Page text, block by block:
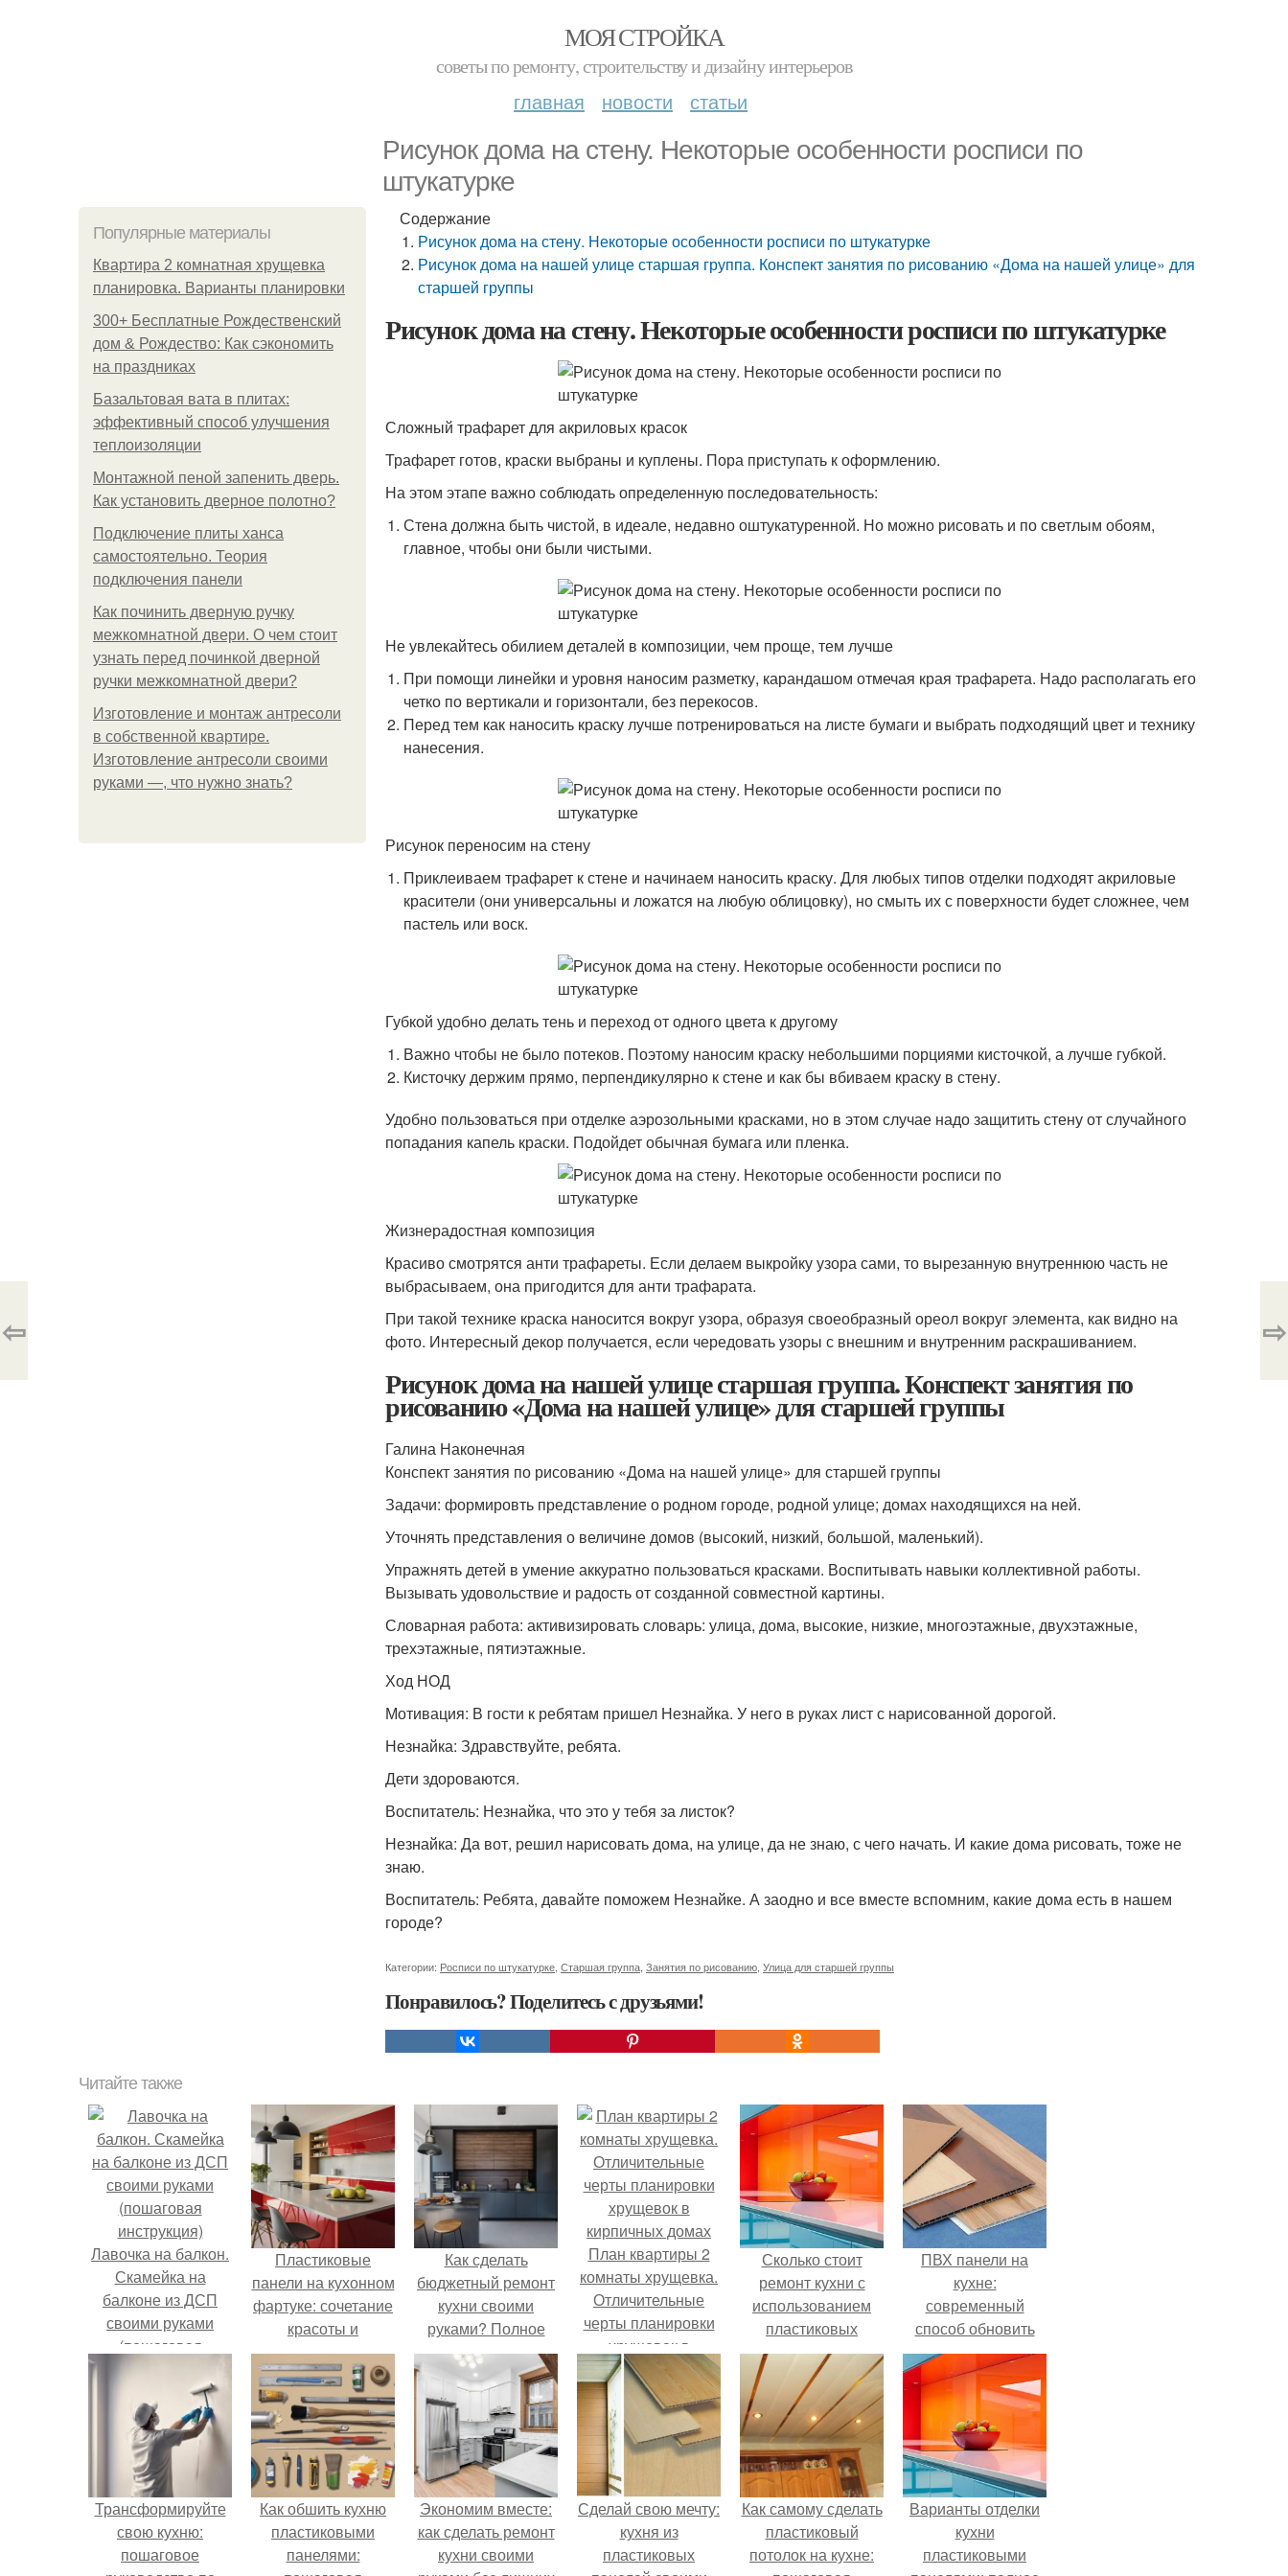
МОЯ СТРОЙКА
советы по ремонту, строительству и дизайну интерьеров
главная новости статьи
Рисунок дома на стену. Некоторые особенности росписи по
штукатурке
Популярные материалы
Квартира 2 комнатная хрущевка
планировка. Варианты планировки
300+ Бесплатные Рождественский
дом & Рождество: Как сэкономить
на праздниках
Базальтовая вата в плитах:
эффективный способ улучшения
теплоизоляции
Монтажной пеной запенить дверь.
Как установить дверное полотно?
Подключение плиты ханса
самостоятельно. Теория
подключения панели
Как починить дверную ручку
межкомнатной двери. О чем стоит
узнать перед починкой дверной
ручки межкомнатной двери?
Изготовление и монтаж антресоли
в собственной квартире.
Изготовление антресоли своими
руками —, что нужно знать?
Содержание
Рисунок дома на стену. Некоторые особенности росписи по штукатурке
Рисунок дома на нашей улице старшая группа. Конспект занятия по рисованию «Дома на нашей улице» для
старшей группы
Рисунок дома на стену. Некоторые особенности росписи по штукатурке
Сложный трафарет для акриловых красок
Трафарет готов, краски выбраны и куплены. Пора приступать к оформлению.
На этом этапе важно соблюдать определенную последовательность:
Стена должна быть чистой, в идеале, недавно оштукатуренной. Но можно рисовать и по светлым обоям,
главное, чтобы они были чистыми.
Не увлекайтесь обилием деталей в композиции, чем проще, тем лучше
При помощи линейки и уровня наносим разметку, карандашом отмечая края трафарета. Надо располагать его
четко по вертикали и горизонтали, без перекосов.
Перед тем как наносить краску лучше потренироваться на листе бумаги и выбрать подходящий цвет и технику
нанесения.
Рисунок переносим на стену
Приклеиваем трафарет к стене и начинаем наносить краску. Для любых типов отделки подходят акриловые
красители (они универсальны и ложатся на любую облицовку), но смыть их с поверхности будет сложнее, чем
пастель или воск.
Губкой удобно делать тень и переход от одного цвета к другому
Важно чтобы не было потеков. Поэтому наносим краску небольшими порциями кисточкой, а лучше губкой.
Кисточку держим прямо, перпендикулярно к стене и как бы вбиваем краску в стену.
Удобно пользоваться при отделке аэрозольными красками, но в этом случае надо защитить стену от случайного
попадания капель краски. Подойдет обычная бумага или пленка.
Жизнерадостная композиция
Красиво смотрятся анти трафареты. Если делаем выкройку узора сами, то вырезанную внутреннюю часть не
выбрасываем, она пригодится для анти трафарата.
При такой технике краска наносится вокруг узора, образуя своеобразный ореол вокруг элемента, как видно на
фото. Интересный декор получается, если чередовать узоры с внешним и внутренним раскрашиванием.
Рисунок дома на нашей улице старшая группа. Конспект занятия по
рисованию «Дома на нашей улице» для старшей группы
Галина Наконечная
Конспект занятия по рисованию «Дома на нашей улице» для старшей группы
Задачи: формировть представление о родном городе, родной улице; домах находящихся на ней.
Уточнять представления о величине домов (высокий, низкий, большой, маленький).
Упражнять детей в умение аккуратно пользоваться красками. Воспитывать навыки коллективной работы.
Вызывать удовольствие и радость от созданной совместной картины.
Словарная работа: активизировать словарь: улица, дома, высокие, низкие, многоэтажные, двухэтажные,
трехэтажные, пятиэтажные.
Ход НОД
Мотивация: В гости к ребятам пришел Незнайка. У него в руках лист с нарисованной дорогой.
Незнайка: Здравствуйте, ребята.
Дети здороваются.
Воспитатель: Незнайка, что это у тебя за листок?
Незнайка: Да вот, решил нарисовать дома, на улице, да не знаю, с чего начать. И какие дома рисовать, тоже не
знаю.
Воспитатель: Ребята, давайте поможем Незнайке. А заодно и все вместе вспомним, какие дома есть в нашем
городе?
Категории: Росписи по штукатурке Старшая группа Занятия по рисованию Улица для старшей группы
Понравилось? Поделитесь с друзьями!
⇦ ⇨
Читайте также
Лавочка на балкон.
Скамейка на
балконе из ДСП
своими руками
(пошаговая
инструкция)
Пластиковые
панели на кухонном
фартуке: сочетание
красоты и
практичности
Как сделать
бюджетный ремонт
кухни своими
руками? Полное
руководство
План квартиры 2
комнаты хрущевка.
Отличительные
черты планировки
хрущевок в
кирпичных домах
Сколько стоит
ремонт кухни с
использованием
пластиковых
панелей
ПВХ панели на
кухне:
современный
способ обновить
интерьер
Трансформируйте
свою кухню:
пошаговое
Как обшить кухню
пластиковыми
панелями:
Экономим вместе:
как сделать ремонт
кухни своими
Сделай свою мечту:
кухня из
пластиковых
Как самому сделать
пластиковый
потолок на кухне:
Варианты отделки
кухни
пластиковыми